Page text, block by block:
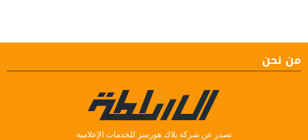
من نحن
تصدر عن شركة بلاك هورسز للخدمات الإعلامية